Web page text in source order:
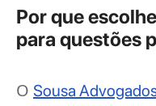
Por que
para questões
O Sousa